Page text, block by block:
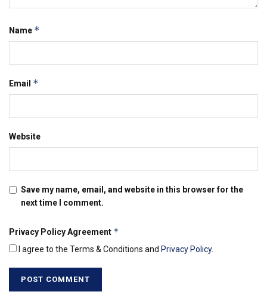
Name *
Email *
Website
Save my name, email, and website in this browser for the
next time I comment.
Privacy Policy Agreement *
I agree to the Terms & Conditions and Privacy Policy.